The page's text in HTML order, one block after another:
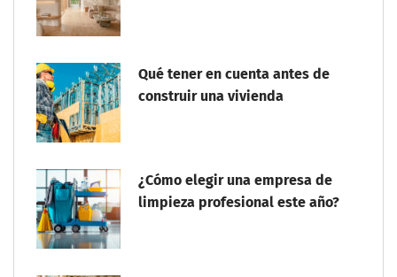
Qué tener en cuenta antes de
construir una vivienda
¿Cómo elegir una empresa de
limpieza profesional este año?